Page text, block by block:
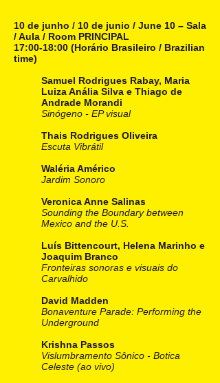
10 de junho / 10 de junio / June 10 – Sala
/ Aula / Room PRINCIPAL
17:00-18:00 (Horário Brasileiro / Brazilian
time)
Samuel Rodrigues Rabay, Maria
Luiza Anália Silva e Thiago de
Andrade Morandi
Sinógeno - EP visual
Thais Rodrigues Oliveira
Escuta Vibrátil
Waléria Américo
Jardim Sonoro
Veronica Anne Salinas
Sounding the Boundary between
Mexico and the U.S.
Luís Bittencourt, Helena Marinho e
Joaquim Branco
Fronteiras sonoras e visuais do
Carvalhido
David Madden
Bonaventure Parade: Performing the
Underground
Krishna Passos
Vislumbramento Sônico - Botica
Celeste (ao vivo)